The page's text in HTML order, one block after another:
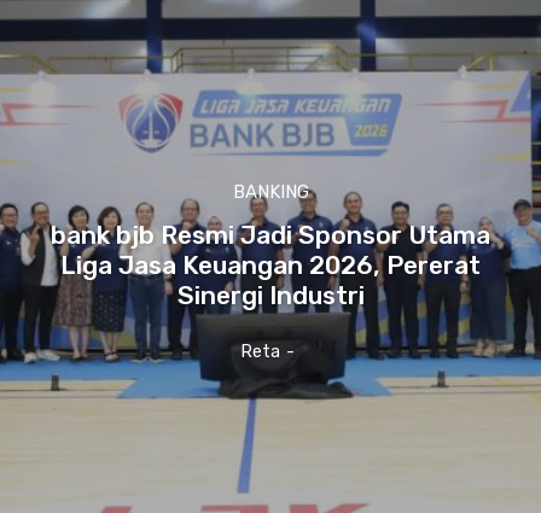
BANKING
bank bjb Resmi Jadi Sponsor Utama
Liga Jasa Keuangan 2026, Pererat
Sinergi Industri
Reta -